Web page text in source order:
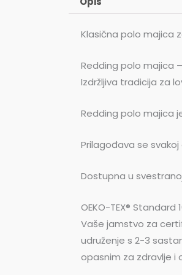
Klasična polo majica
Redding polo majica
Izdržljiva tradicija za
Redding polo majica
Prilagođava se svakoj
Dostupna u
OEKO-TEX® Standard
Vaše jamstvo za
udruženje s 2-3
opasnim za zdravlje i